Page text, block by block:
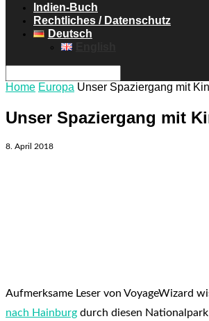
Indien-Buch
Rechtliches / Datenschutz
Deutsch
Home Europa Unser Spaziergang mit
Unser Spaziergang mit
8. April 2018
Aufmerksame Leser von VoyageWizard
nach Hainburg durch diesen